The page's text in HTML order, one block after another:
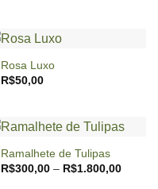
Rosa Luxo
R$50,00
Ramalhete de Tulipas
R$300,00 – R$1.800,00Price